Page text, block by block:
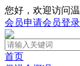
您好，欢迎访问
会员申请会员登录
首页